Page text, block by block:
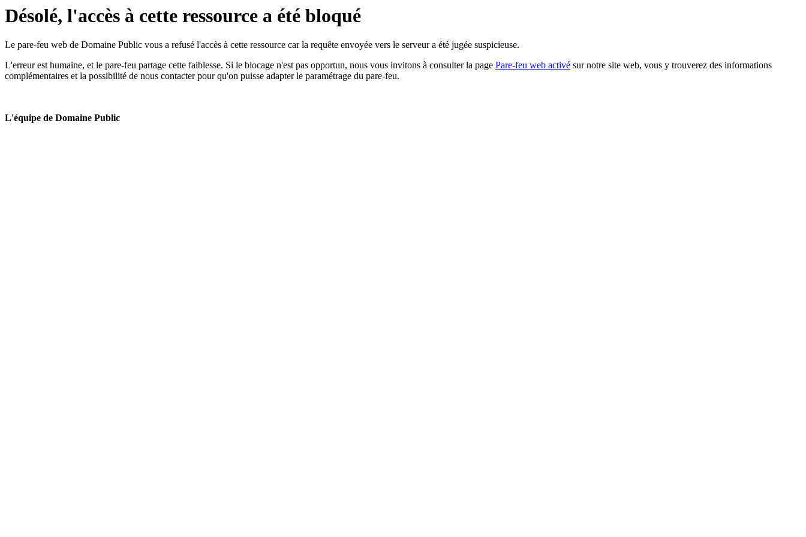
Désolé, l'accès à cette ressource a été bloqué
Le pare-feu web de Domaine Public vous a refusé l'accès à cette ressource car la requête envoyée vers le serveur a été jugée suspicieuse.
L'erreur est humaine, et le pare-feu partage cette faiblesse. Si le blocage n'est pas opportun, nous vous invitons à consulter la page Pare-feu web activé sur notre site web, vous y trouverez des informations
complémentaires et la possibilité de nous contacter pour qu'on puisse adapter le paramétrage du pare-feu.
L'équipe de Domaine Public